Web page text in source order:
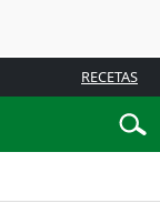
RECETAS